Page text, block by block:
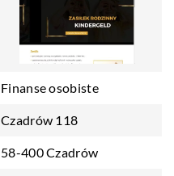
Finanse osobiste
Czadrów 118
58-400 Czadrów